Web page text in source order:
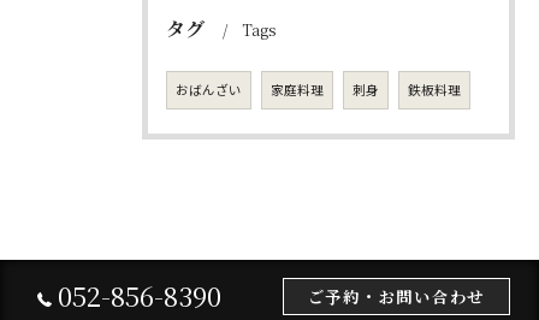
タグ Tags
おばんざい 家庭料理 刺身 鉄板料理
052-856-8390 ご予約・お問い合わせ